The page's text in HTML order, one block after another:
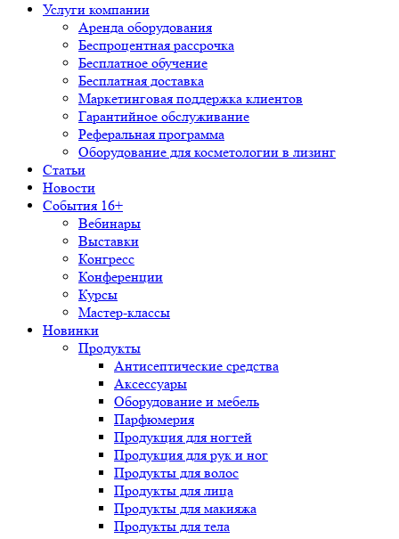
Услуги компании
Аренда оборудования
Беспроцентная рассрочка
Бесплатное обучение
Бесплатная доставка
Маркетинговая поддержка клиентов
Гарантийное обслуживание
Реферальная программа
Оборудование для косметологии в лизинг
Статьи
Новости
События 16+
Вебинары
Выставки
Конгресс
Конференции
Курсы
Мастер-классы
Новинки
Продукты
Антисептические средства
Аксессуары
Оборудование и мебель
Парфюмерия
Продукция для ногтей
Продукция для рук и ног
Продукты для волос
Продукты для лица
Продукты для макияжа
Продукты для тела